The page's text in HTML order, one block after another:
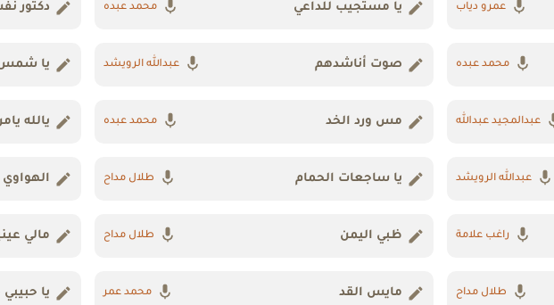
عمرو دياب يا مستجيب للداعي محمد عبده دكتور
محمد عبده صوت أناشدهم عبدالله الرويشد يا
عبدالمجيد عبدالله مس ورد الخد محمد عبده يالله
عبدالله الرويشد يا ساجعات الحمام طلال مداح الهواوي
راغب علامة ظبي اليمن طلال مداح مالي
طلال مداح مايس القد محمد عمر يا